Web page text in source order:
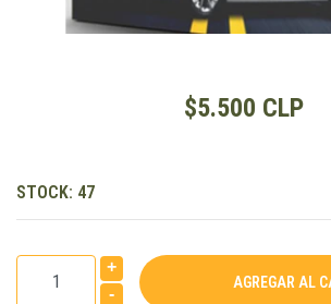
$5.500 CLP
STOCK: 47
+
-